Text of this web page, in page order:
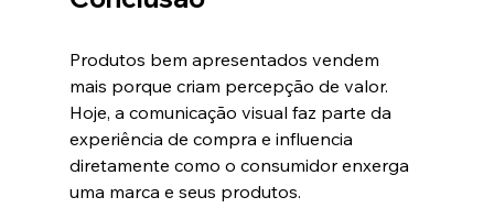
Produtos bem apresentados vendem
mais porque criam percepção de valor.
Hoje, a comunicação visual faz parte da
experiência de compra e influencia
diretamente como o consumidor enxerga
uma marca e seus produtos.